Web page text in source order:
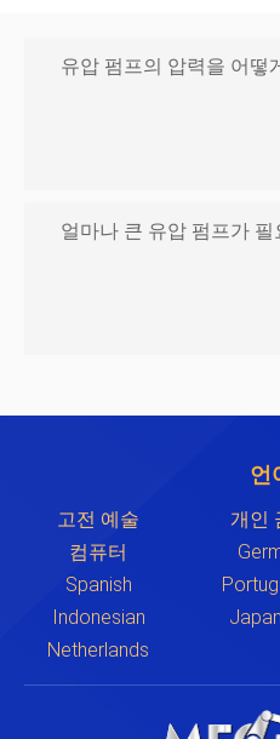
유압 펌프의 압력을 어떻
얼마나 큰 유압 펌프가 필
언
고전 예술 개인
컴퓨터
Spanish
Indonesian
Netherlands